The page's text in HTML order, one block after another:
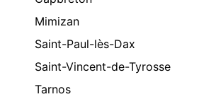
Mimizan
Saint-Paul-lès-Dax
Saint-Vincent-de-Tyrosse
Tarnos